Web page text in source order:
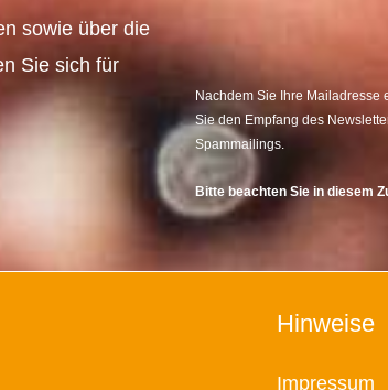
sowie über die
Sie sich für
Nachdem Sie Ihre Mailadresse
Sie den Empfang des
Spammailings.
Bitte beachten Sie in diesem
Hinweise
Impressum